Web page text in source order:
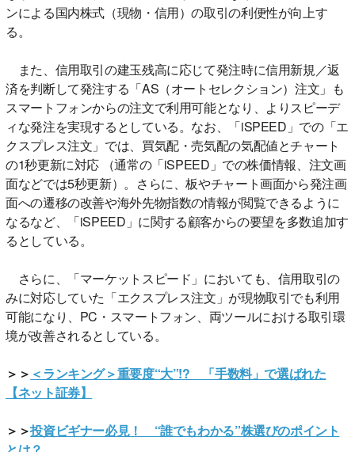
ンによる国内株式（現物・信用）の取引の利便性が向上す
る。
また、信用取引の建玉残高に応じて発注時に信用新規／返
済を判断して発注する「AS（オートセレクション）注文」も
スマートフォンからの注文で利用可能となり、よりスピーデ
ィな発注を実現するとしている。なお、「iSPEED」での「エ
クスプレス注文」では、買気配・売気配の気配値とチャート
の1秒更新に対応 （通常の「iSPEED」での株価情報、注文画
面などでは5秒更新）。さらに、板やチャート画面から発注画
面への遷移の改善や海外先物指数の情報が閲覧できるように
なるなど、「iSPEED」に関する顧客からの要望を多数追加す
るとしている。
さらに、「マーケットスピード」においても、信用取引の
みに対応していた「エクスプレス注文」が現物取引でも利用
可能になり、PC・スマートフォン、両ツールにおける取引環
境が改善されるとしている。
＞＞ ＜ランキング＞重要度“大”!? 「手数料」で選ばれた
【ネット証券】
＞＞投資ビギナー必見！ “誰でもわかる”株選びのポイント